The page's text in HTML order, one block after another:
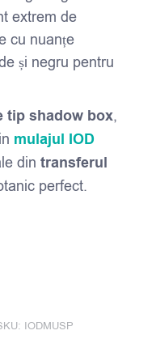
extrem de
cu nuanțe
și negru pentru
tip shadow box,
mulajul IOD
din transferul
perfect.
IODMUSP